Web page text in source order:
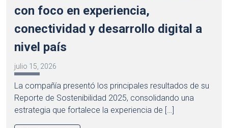
con foco en experiencia,
conectividad y desarrollo digital a
nivel país
julio 15, 2026
La compañía presentó los principales resultados de su
Reporte de Sostenibilidad 2025, consolidando una
estrategia que fortalece la experiencia de […]